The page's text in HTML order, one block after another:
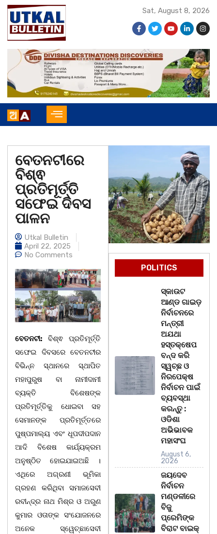
Sat, August 8, 2026
ବେତନଟୀରେ
ବିଶ୍ଵ
ପ୍ରତିମୂର୍ତ୍ତି
ସଫେଇ ଦିବସ
ପାଳନ
Utkal Bulletin
April 22, 2025
No Comments
ବେତନଟୀ: ବିଶ୍ଵ ପ୍ରତିମୂର୍ତ୍ତି
ସଫେଇ ଦିବସରେ ବେତନଟୀର
ବିଭିନ୍ନ ସ୍ଥାନରେ ସ୍ଥାପିତ
ମହାପୁରୁଷ ବା ନାମୀଦାମୀ
ବ୍ୟକ୍ତି ବିଶେଷଙ୍କ
ପ୍ରତିମୂର୍ତ୍ତିକୁ ଧୋଇବା ସହ
ସେମାନଙ୍କ ପ୍ରତିମୂର୍ତ୍ତରେ
ପୁଷ୍ପମାଲ୍ୟ ଏବଂ ଧୂପଦୀପଦାନ
ଆଦି ବିଶେଷ କାର୍ଯ୍ୟକ୍ରମ
ଅନୁଷ୍ଠିତ ହୋଇଯାଇଅଛି ।
ଏଥିରେ ଅଗ୍ରଣୀ ଭୂମିକା
ଗ୍ରହଣ କରିଥିବା ସମାଜସେବୀ
ରବୀନ୍ଦ୍ର ନାଥ ମିଶ୍ର ଓ ଅରୁଣ
କୁମାର ଓତାଙ୍କ ସଂଯୋଜନରେ
ଅନେକ ସ୍ୱେଚ୍ଛାସେବୀ
POLITICS
ସ୍କାଉଟ
ଆଣ୍ଡ ଗାଇଡ଼
ନିର୍ବାଚନରେ
ମନ୍ତ୍ରୀ
ଅଯଥା
ହସ୍ତକ୍ଷେପ
ବନ୍ଦ କରି
ସ୍ୱଚ୍ଛ ଓ
ନିରପେକ୍ଷ
ନିର୍ବାଚନ ପାଇଁ
ବ୍ୟବସ୍ଥା
କରନ୍ତୁ :
ଓଡିଶା
ଅଭିଭାବକ
ମହାସଂଘ
August 6,
2026
ଜୟଦେବ
ନିର୍ବାଚନ
ମଣ୍ଡଳୀରେ
ବିଜୁ
ପ୍ରେମିଙ୍କ
ବିରାଟ ବାଇକ୍